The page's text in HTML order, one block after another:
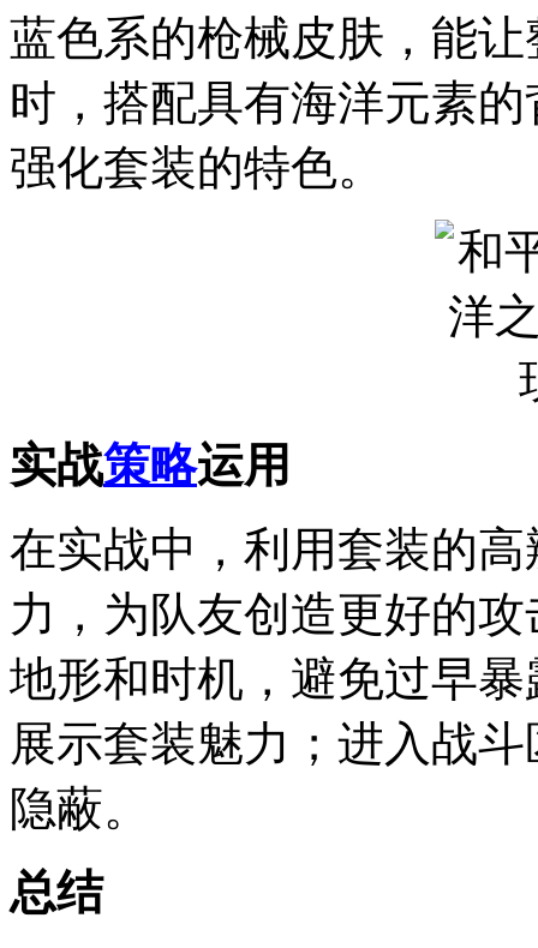
蓝色系的枪械皮肤，能
时，搭配具有海洋元素
强化套装的特色。
实战策略运用
在实战中，利用套装的
力，为队友创造更好的
地形和时机，避免过早
展示套装魅力；进入战
隐蔽。
总结